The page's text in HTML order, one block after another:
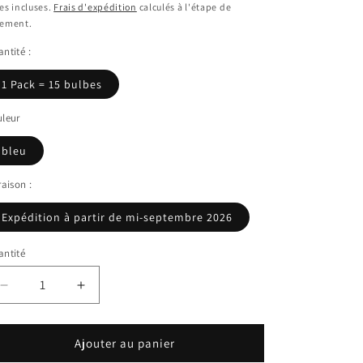
incluses. Frais d'expédition calculés à l'étape de
:
1 Pack = 15 bulbes
bleu
:
Expédition à partir de mi-septembre 2026
Réduire
la
quantité
Ipheion
Augmenter
la
quantité
de
Ipheion
Ajouter au panier